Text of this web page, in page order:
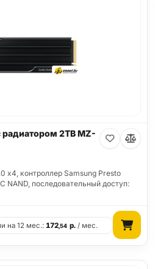
радиатором 2TB MZ-
x4, контроллер Samsung Presto
NAND, последовательный доступ:
на 12 мес.:172,54 р./ мес.